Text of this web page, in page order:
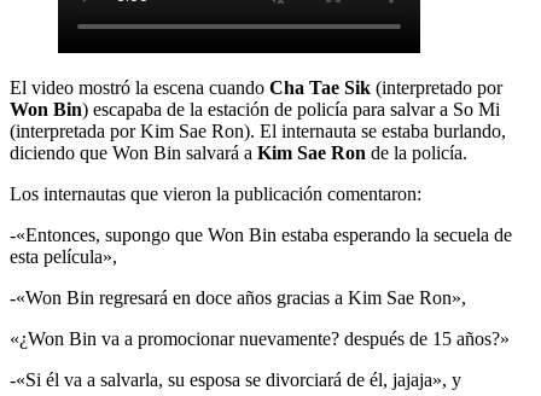
El video mostró la escena cuando Cha Tae Sik (interpretado por
Won Bin) escapaba de la estación de policía para salvar a So Mi
(interpretada por Kim Sae Ron). El internauta se estaba burlando,
diciendo que Won Bin salvará a Kim Sae Ron de la policía.
Los internautas que vieron la publicación comentaron:
-«Entonces, supongo que Won Bin estaba esperando la secuela de
esta película»,
-«Won Bin regresará en doce años gracias a Kim Sae Ron»,
«¿Won Bin va a promocionar nuevamente? después de 15 años?»
-«Si él va a salvarla, su esposa se divorciará de él, jajaja», y